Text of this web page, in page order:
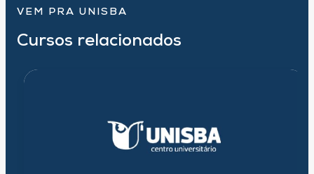
VEM PRA UNISBA
Cursos relacionados